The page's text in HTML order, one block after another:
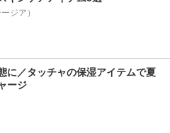
ジア）
に／タッチャの保湿アイテムで夏
ージ